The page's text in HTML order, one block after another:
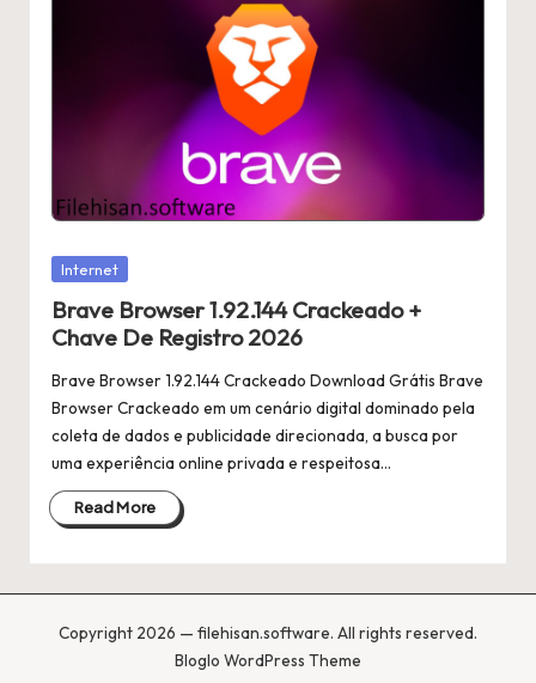
Posted
Internet
Brave Browser 1.92.144 Crackeado +
Chave De Registro 2026
Brave Browser 1.92.144 Crackeado Download Grátis Brave
Browser Crackeado em um cenário digital dominado pela
coleta de dados e publicidade direcionada, a busca por
uma experiência online privada e respeitosa…
Read More
Copyright 2026 — filehisan.software. All rights reserved.
Bloglo WordPress Theme